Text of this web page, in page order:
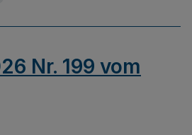
Nr. 199 vom